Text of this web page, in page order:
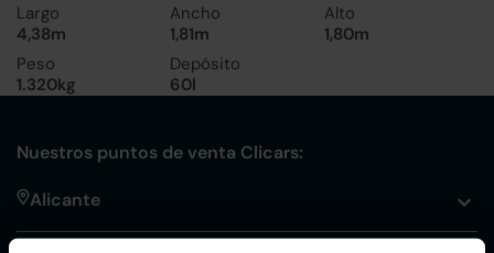
Largo
4,38m
Ancho
1,81m
Alto
1,80m
Peso
1.320kg
Depósito
60l
Nuestros puntos de venta Clicars:
Alicante